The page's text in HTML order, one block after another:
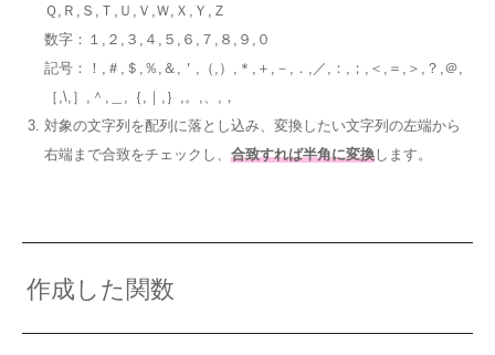
Ｑ,Ｒ,Ｓ,Ｔ,Ｕ,Ｖ,Ｗ,Ｘ,Ｙ,Ｚ
数字：１,２,３,４,５,６,７,８,９,０
記号：！,＃,＄,％,＆,＇,（,）,＊,＋,－,．,／,：,；,＜,＝,＞,？,＠,
［,\,］,＾,＿,｛,｜,｝,。,、,，
対象の文字列を配列に落とし込み、変換したい文字列の左端から
右端まで合致をチェックし、 合致すれば半角に変換します。
作成した関数